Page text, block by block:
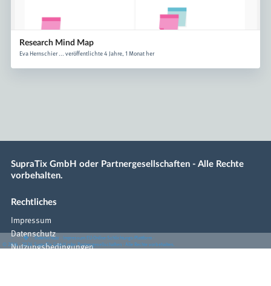
Research Mind Map
Eva Hernschier ... veröffentlichte 4 Jahre, 1 Monat her
SupraTix GmbH oder Partnergesellschaften - Alle Rechte
vorbehalten.
Rechtliches
Impressum
Datenschutz
Nutzungsbedingungen
· · · Datenschutz · Impressum EU-Online-Schlichtungs-Plattform ·
© 2016 - 2026 SupraTix GmbH oder Partnergesellschaften - Alle Rechte vorbehalten.